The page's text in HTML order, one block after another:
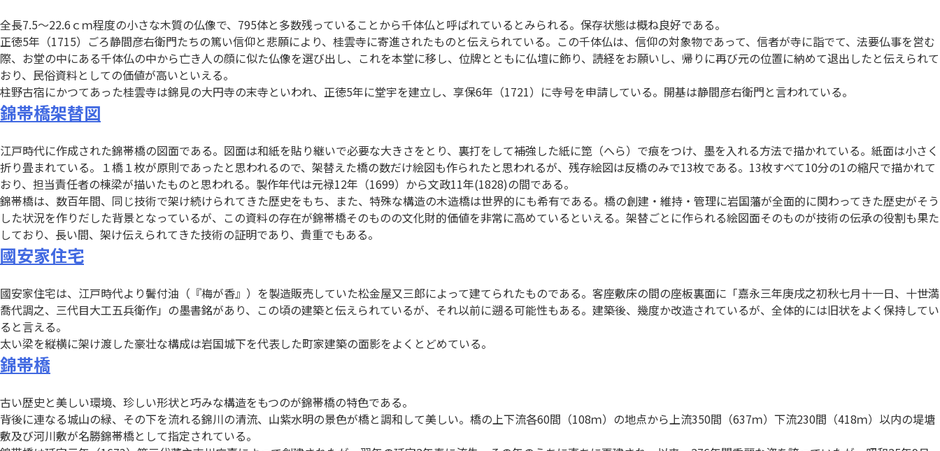
全長7.5～22.6ｃｍ程度の小さな木質の仏像で、795体と多数残っていることから千体仏と呼ばれているとみられる。保存状態は概ね良好である。
正徳5年（1715）ごろ静間彦右衛門たちの篤い信仰と悲願により、桂雲寺に寄進されたものと伝えられている。この千体仏は、信仰の対象物であって、信者が寺に詣でて、法要仏事を営む
際、お堂の中にある千体仏の中から亡き人の顔に似た仏像を選び出し、これを本堂に移し、位牌とともに仏壇に飾り、読経をお願いし、帰りに再び元の位置に納めて退出したと伝えられて
おり、民俗資料としての価値が高いといえる。
柱野古宿にかつてあった桂雲寺は錦見の大円寺の末寺といわれ、正徳5年に堂宇を建立し、享保6年（1721）に寺号を申請している。開基は静間彦右衛門と言われている。
錦帯橋架替図
江戸時代に作成された錦帯橋の図面である。図面は和紙を貼り継いで必要な大きさをとり、裏打をして補強した紙に箆（へら）で痕をつけ、墨を入れる方法で描かれている。紙面は小さく
折り畳まれている。１橋１枚が原則であったと思われるので、架替えた橋の数だけ絵図も作られたと思われるが、残存絵図は反橋のみで13枚である。13枚すべて10分の1の縮尺で描かれて
おり、担当責任者の棟梁が描いたものと思われる。製作年代は元禄12年（1699）から文政11年(1828)の間である。
錦帯橋は、数百年間、同じ技術で架け続けられてきた歴史をもち、また、特殊な構造の木造橋は世界的にも希有である。橋の創建・維持・管理に岩国藩が全面的に関わってきた歴史がそう
した状況を作りだした背景となっているが、この資料の存在が錦帯橋そのものの文化財的価値を非常に高めているといえる。架替ごとに作られる絵図面そのものが技術の伝承の役割も果た
しており、長い間、架け伝えられてきた技術の証明であり、貴重でもある。
國安家住宅
國安家住宅は、江戸時代より鬢付油（『梅が香』）を製造販売していた松金屋又三郎によって建てられたものである。客座敷床の間の座板裏面に「嘉永三年庚戌之初秋七月十一日、十世満
喬代調之、三代目大工五兵衛作」の墨書銘があり、この頃の建築と伝えられているが、それ以前に遡る可能性もある。建築後、幾度か改造されているが、全体的には旧状をよく保持してい
ると言える。
太い梁を縦横に架け渡した豪壮な構成は岩国城下を代表した町家建築の面影をよくとどめている。
錦帯橋
古い歴史と美しい環境、珍しい形状と巧みな構造をもつのが錦帯橋の特色である。
背後に連なる城山の緑、その下を流れる錦川の清流、山紫水明の景色が橋と調和して美しい。橋の上下流各60間（108ｍ）の地点から上流350間（637ｍ）下流230間（418ｍ）以内の堤塘
敷及び河川敷が名勝錦帯橋として指定されている。